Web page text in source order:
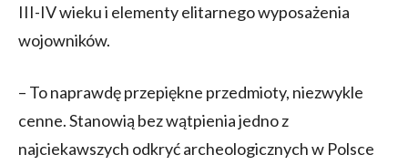
III-IV wieku i elementy elitarnego wyposażenia
wojowników.
– To naprawdę przepiękne przedmioty, niezwykle
cenne. Stanowią bez wątpienia jedno z
najciekawszych odkryć archeologicznych w Polsce